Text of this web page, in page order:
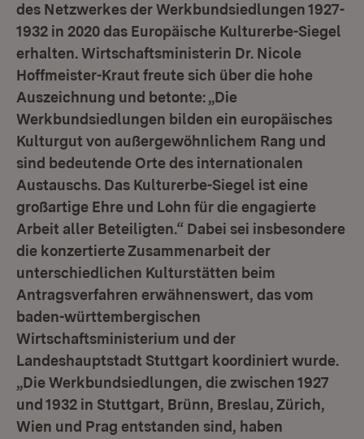
des Netzwerkes der Werkbundsiedlungen 1927-
1932 in 2020 das Europäische Kulturerbe-Siegel
erhalten. Wirtschaftsministerin Dr. Nicole
Hoffmeister-Kraut freute sich über die hohe
Auszeichnung und betonte: „Die
Werkbundsiedlungen bilden ein europäisches
Kulturgut von außergewöhnlichem Rang und
sind bedeutende Orte des internationalen
Austauschs. Das Kulturerbe-Siegel ist eine
großartige Ehre und Lohn für die engagierte
Arbeit aller Beteiligten.“ Dabei sei insbesondere
die konzertierte Zusammenarbeit der
unterschiedlichen Kulturstätten beim
Antragsverfahren erwähnenswert, das vom
baden-württembergischen
Wirtschaftsministerium und der
Landeshauptstadt Stuttgart koordiniert wurde.
„Die Werkbundsiedlungen, die zwischen 1927
und 1932 in Stuttgart, Brünn, Breslau, Zürich,
Wien und Prag entstanden sind, haben